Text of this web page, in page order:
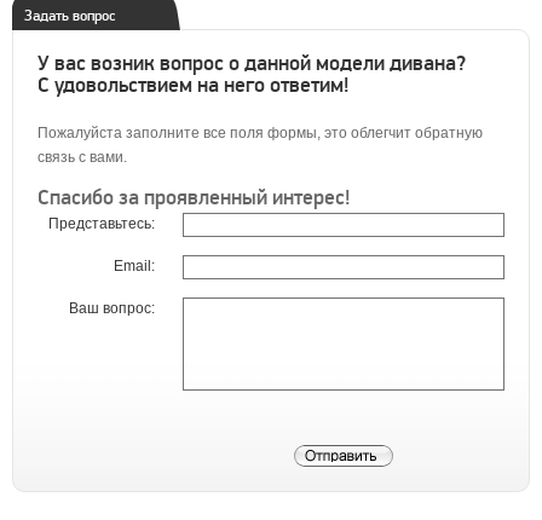
Задать вопрос
У вас возник вопрос о данной модели дивана?
С удовольствием на него ответим!
Пожалуйста заполните все поля формы, это облегчит обратную
связь с вами.
Спасибо за проявленный интерес!
Представьтесь:
Email:
Ваш вопрос: